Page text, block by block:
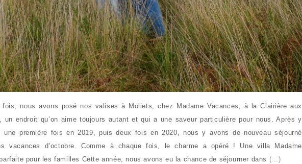
fois, nous avons posé nos valises à Moliets, chez Madame Vacances, à la Clairière aux
un endroit qu’on aime toujours autant et qui a une saveur particulière pour nous. Après y
une première fois en 2019, puis deux fois en 2020, nous y avons de nouveau séjourné
vacances d’octobre. Comme à chaque fois, le charme a opéré ! Une villa Madame
pour les familles Cette année, nous avons eu la chance de séjourner dans (...)